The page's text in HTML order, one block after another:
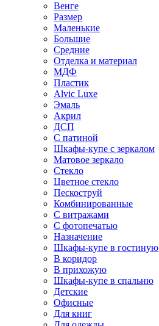
Венге
Размер
Маленькие
Большие
Средние
Отделка и материал
МДФ
Пластик
Alvic Luxe
Эмаль
Акрил
ДСП
С патиной
Шкафы-купе с зеркалом
Матовое зеркало
Стекло
Цветное стекло
Пескоструй
Комбинированные
С витражами
С фотопечатью
Назначение
Шкафы-купе в гостиную
В коридор
В прихожую
Шкафы-купе в спальню
Детские
Офисные
Для книг